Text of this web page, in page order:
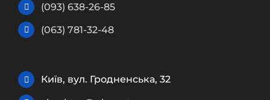
(093) 638-26-85
(063) 781-32-48
Київ, вул. Гродненська, 32